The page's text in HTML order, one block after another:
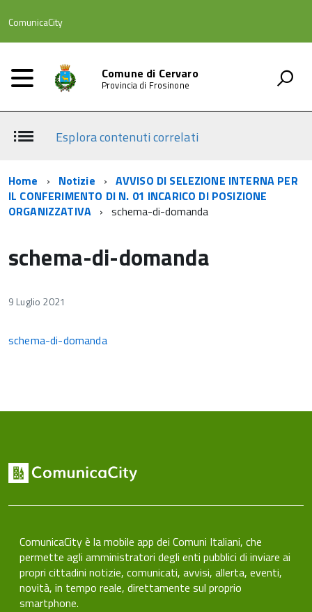
ComunicaCity
Comune di Cervaro
Provincia di Frosinone
Esplora contenuti correlati
Home Notizie
AVVISO DI SELEZIONE INTERNA PER
IL CONFERIMENTO DI N. 01 INCARICO DI POSIZIONE
ORGANIZZATIVA
schema-di-domanda
schema-di-domanda
9 Luglio 2021
schema-di-domanda
ComunicaCity è la mobile app dei Comuni Italiani, che
permette agli amministratori degli enti pubblici di inviare ai
propri cittadini notizie, comunicati, avvisi, allerta, eventi,
novità, in tempo reale, direttamente sul proprio
smartphone.